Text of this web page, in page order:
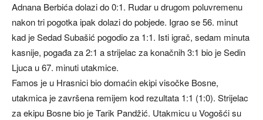
Adnana Berbića dolazi do 0:1. Rudar u drugom poluvremenu
nakon tri pogotka ipak dolazi do pobjede. Igrao se 56. minut
kad je Sedad Subašić pogodio za 1:1. Isti igrač, sedam minuta
kasnije, pogađa za 2:1 a strijelac za konačnih 3:1 bio je Sedin
Ljuca u 67. minuti utakmice.
Famos je u Hrasnici bio domaćin ekipi visočke Bosne,
utakmica je završena remijem kod rezultata 1:1 (1:0). Strijelac
za ekipu Bosne bio je Tarik Pandžić. Utakmicu u Vogošći su